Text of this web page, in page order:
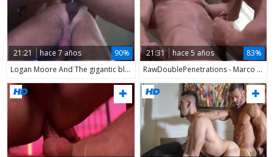
21:21 hace 7 años
90%
Logan Moore And The gigantic black penis
21:31 hace 5 años
83%
RawDoublePenetrations - Marco Milan, Logan Moore & Ivan Gregory